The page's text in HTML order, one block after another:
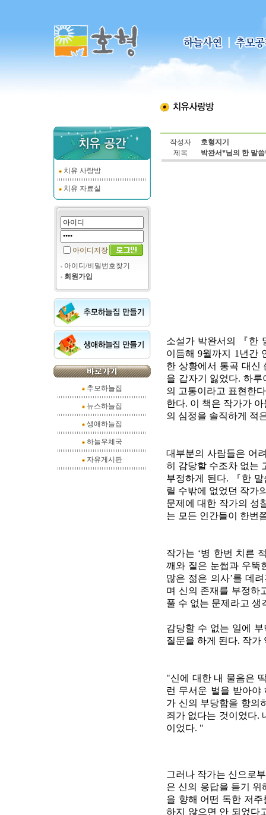
치유 사랑방
치유 자료실
아이디저장
아이디/비밀번호찾기
회원가입
추모하늘집
뉴스하늘집
생애하늘집
하늘우체국
자유게시판
작성자
호형지기
제목
박완서*님의 한 말
소설가 박완서의 『한
이듬해 9월까지 1년간
한 상황에서 통곡 대신
을 갑자기 잃었다. 하
의 고통이라고 표현한
한다. 이 책은 작가가
의 심정을 솔직하게 적
대부분의 사람들은 어
히 감당할 수조차 없는
부정하게 된다. 『한
릴 수밖에 없었던 작가
문제에 대한 작가의 성
는 모든 인간들이 한번
작가는 ‘병 한번 치른
깨와 짙은 눈썹과 우뚝
많은 젊은 의사’를 데
며 신의 존재를 부정하
풀 수 없는 문제라고 생
감당할 수 없는 일에 부
질문을 하게 된다. 작
"신에 대한 내 물음은
런 무서운 벌을 받아야
가 신의 부당함을 항의
죄가 없다는 것이었다.
이었다. "
그러나 작가는 신으로
은 신의 응답을 듣기
을 향해 어떤 독한 저
하지 않으면 안 되었다